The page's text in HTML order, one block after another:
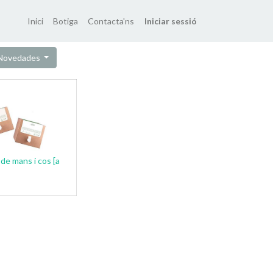
Inici Botiga Contacta'ns Iniciar sessió
mans i cos [a